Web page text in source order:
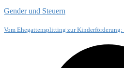
Gender und Steuern
Vom Ehegattensplitting zur